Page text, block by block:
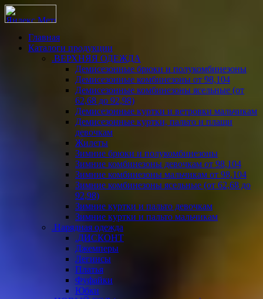
Главная
Каталоги продукции
.ВЕРХНЯЯ ОДЕЖДА
Демисезонные брюки и полукомбинезоны
Демисезонные комбинезоны от 98,104
Демисезонные комбинезоны ясельные (от
62,68 до 92,98)
Демисезонные куртки и ветровки мальчикам
Демисезонные куртки, пальто и плащи
девочкам
Жилеты
Зимние брюки и полукомбинезоны
Зимние комбинезоны девочкам от 98,104
Зимние комбинезоны мальчикам от 98,104
Зимние комбинезоны ясельные (от 62,68 до
92,98)
Зимние куртки и пальто девочкам
Зимние куртки и пальто мальчикам
.Нарядная одежда
.ДИСКОНТ
Джемперы
Легинсы
Платья
Фуфайки
Юбки